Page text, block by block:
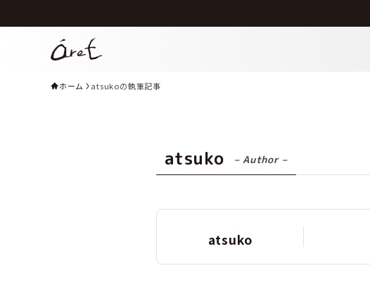
ホーム atsukoの執筆記事
atsuko – Author –
atsuko